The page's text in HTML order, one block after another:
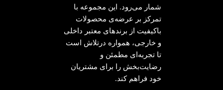
شمار می‌رود. این مجموعه با
تمرکز بر عرضه‌ی محصولات
باکیفیت از برندهای معتبر داخلی
و خارجی، همواره درتلاش است
تا تجربه‌ای مطمئن و
رضایت‌بخش را برای مشتریان
خود فراهم کند.